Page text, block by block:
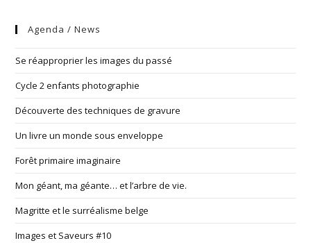
Agenda / News
Se réapproprier les images du passé
Cycle 2 enfants photographie
Découverte des techniques de gravure
Un livre un monde sous enveloppe
Forêt primaire imaginaire
Mon géant, ma géante… et l’arbre de vie.
Magritte et le surréalisme belge
Images et Saveurs #10